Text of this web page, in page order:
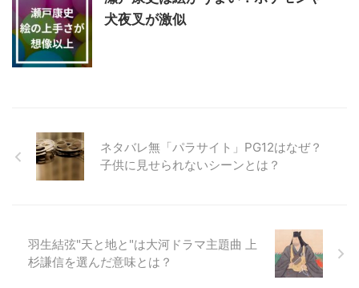
犬夜叉が激似
ネタバレ無「パラサイト」PG12はなぜ？
子供に見せられないシーンとは？
羽生結弦"天と地と"は大河ドラマ主題曲 上
杉謙信を選んだ意味とは？